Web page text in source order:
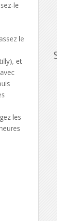
le
le
et
les